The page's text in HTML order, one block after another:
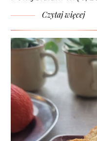
Czytaj więcej